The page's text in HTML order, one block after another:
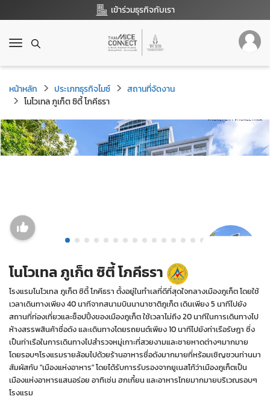
เข้าร่วมธุรกิจกับเรา
T
g
g
l
e
n
a
v
i
o
n
หน้าหลัก ประเภทธุรกิจไมซ์
สถานที่จัดงาน
โนโวเทล ภูเก็ต ซิตี้ โภคีธรา
โนโวเทล ภูเก็ต ซิตี้ โภคีธรา
โรงแรมโนโวเทล ภูเก็ต ซิตี้ โภคีธรา ตั้งอยู่ในทำเลที่ดีที่สุดใจกลางเมืองภูเก็ต โดยใช้
เวลาเดินทางเพียง 40 นาทีจากสนามบินนานาชาติภูเก็ต เดินเพียง 5 นาทีไปยัง
สถานที่ท่องเที่ยวและช็อปปิ้งของเมืองภูเก็ต ใช้เวลาไม่ถึง 20 นาทีในการเดินทางไป
ห้างสรรพสินค้าชื่อดัง และเดินทางโดยรถยนต์เพียง 10 นาทีไปยังท่าเรือรัษฎา ซึ่ง
เป็นท่าเรือในการเดินทางไปสำรวจหมู่เกาะที่สวยงามและชายหาดต่างๆมากมาย
โดยรอบๆโรงแรมรายล้อมไปด้วยร้านอาหารชื่อดังมากมายที่หร้อมเชิญชวนท่านมา
สัมผัสกับ "เมืองแห่งอาหาร" โดยได้รับการรับรองจากยูเนสโก้ว่าเมืองภูเก็ตเป็น
เมืองแห่งอาหารแสนอร่อย อาทิเช่น ฮกเกี้ยน และอาหารไทยมากมายบริเวณรอบๆ
โรงแรม